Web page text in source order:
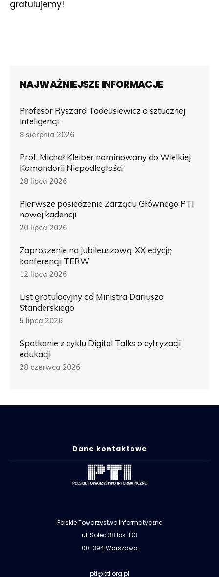
gratulujemy!
NAJWAŻNIEJSZE INFORMACJE
Profesor Ryszard Tadeusiewicz o sztucznej
inteligencji
8 sierpnia 2026
Prof. Michał Kleiber nominowany do Wielkiej
Komandorii Niepodległości
28 lipca 2026
Pierwsze posiedzenie Zarządu Głównego PTI
nowej kadencji
20 lipca 2026
Zaproszenie na jubileuszową, XX edycję
konferencji TERW
12 lipca 2026
List gratulacyjny od Ministra Dariusza
Standerskiego
5 lipca 2026
Spotkanie z cyklu Digital Talks o cyfryzacji
edukacji
28 czerwca 2026
Dane kontaktowe
Polskie Towarzystwo Informatyczne
ul. Solec 38 lok. 103
00-394 Warszawa
pti@pti.org.pl